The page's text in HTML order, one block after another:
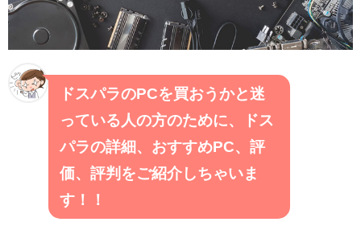
ドスパラのPCを買おうかと迷
っている人の方のために、ドス
パラの詳細、おすすめPC、評
価、評判をご紹介しちゃいま
す！！